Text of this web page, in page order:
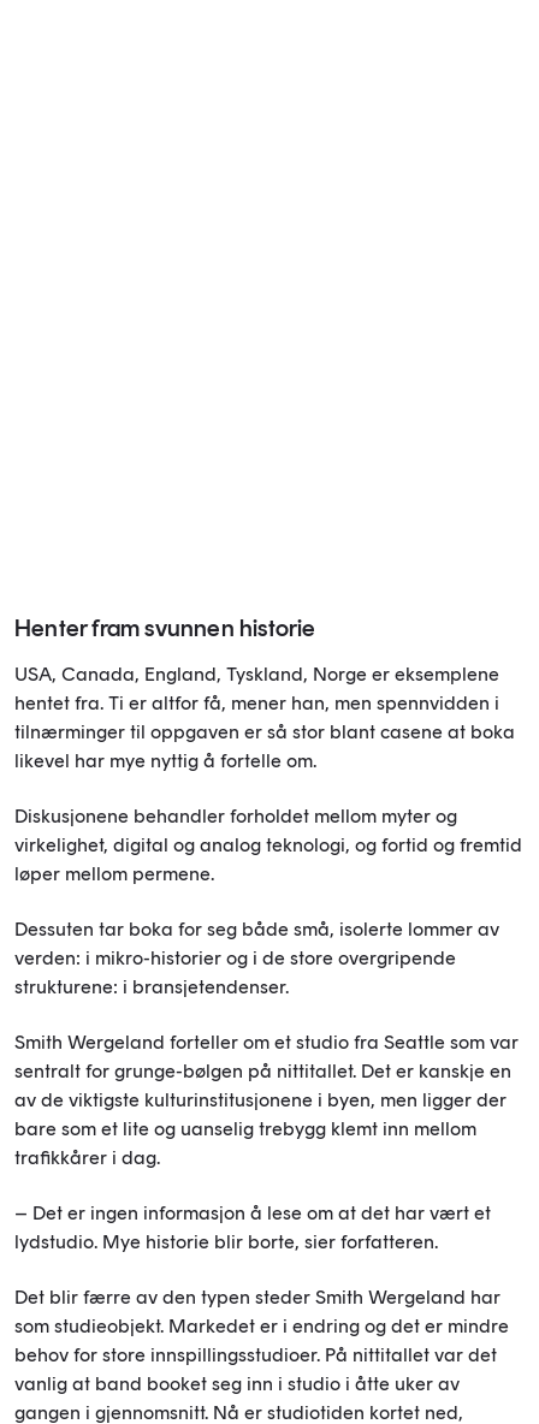
Henter fram svunnen historie
USA, Canada, England, Tyskland, Norge er eksemplene
hentet fra. Ti er altfor få, mener han, men spennvidden i
tilnærminger til oppgaven er så stor blant casene at boka
likevel har mye nyttig å fortelle om.
Diskusjonene behandler forholdet mellom myter og
virkelighet, digital og analog teknologi, og fortid og fremtid
løper mellom permene.
Dessuten tar boka for seg både små, isolerte lommer av
verden: i mikro-historier og i de store overgripende
strukturene: i bransjetendenser.
Smith Wergeland forteller om et studio fra Seattle som var
sentralt for grunge-bølgen på nittitallet. Det er kanskje en
av de viktigste kulturinstitusjonene i byen, men ligger der
bare som et lite og uanselig trebygg klemt inn mellom
trafikkårer i dag.
– Det er ingen informasjon å lese om at det har vært et
lydstudio. Mye historie blir borte, sier forfatteren.
Det blir færre av den typen steder Smith Wergeland har
som studieobjekt. Markedet er i endring og det er mindre
behov for store innspillingsstudioer. På nittitallet var det
vanlig at band booket seg inn i studio i åtte uker av
gangen i gjennomsnitt. Nå er studiotiden kortet ned,